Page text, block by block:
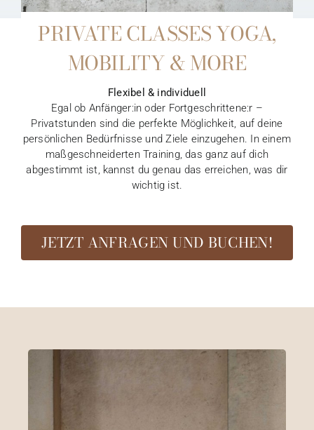
PRIVATE CLASSES YOGA,
MOBILITY & MORE
Flexibel & individuell
Egal ob Anfänger:in oder Fortgeschrittene:r –
Privatstunden sind die perfekte Möglichkeit, auf deine
persönlichen Bedürfnisse und Ziele einzugehen. In einem
maßgeschneiderten Training, das ganz auf dich
abgestimmt ist, kannst du genau das erreichen, was dir
wichtig ist.
JETZT ANFRAGEN UND BUCHEN!